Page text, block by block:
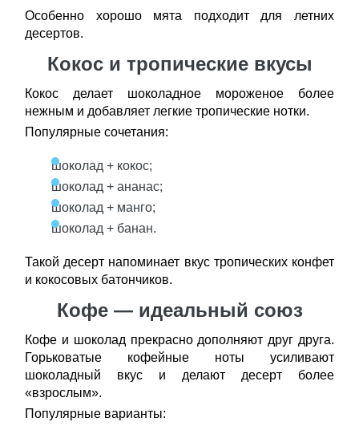
Особенно хорошо мята подходит для летних
десертов.
Кокос и тропические вкусы
Кокос делает шоколадное мороженое более
нежным и добавляет легкие тропические нотки.
Популярные сочетания:
шоколад + кокос;
шоколад + ананас;
шоколад + манго;
шоколад + банан.
Такой десерт напоминает вкус тропических конфет
и кокосовых батончиков.
Кофе — идеальный союз
Кофе и шоколад прекрасно дополняют друг друга.
Горьковатые кофейные ноты усиливают
шоколадный вкус и делают десерт более
«взрослым».
Популярные варианты: